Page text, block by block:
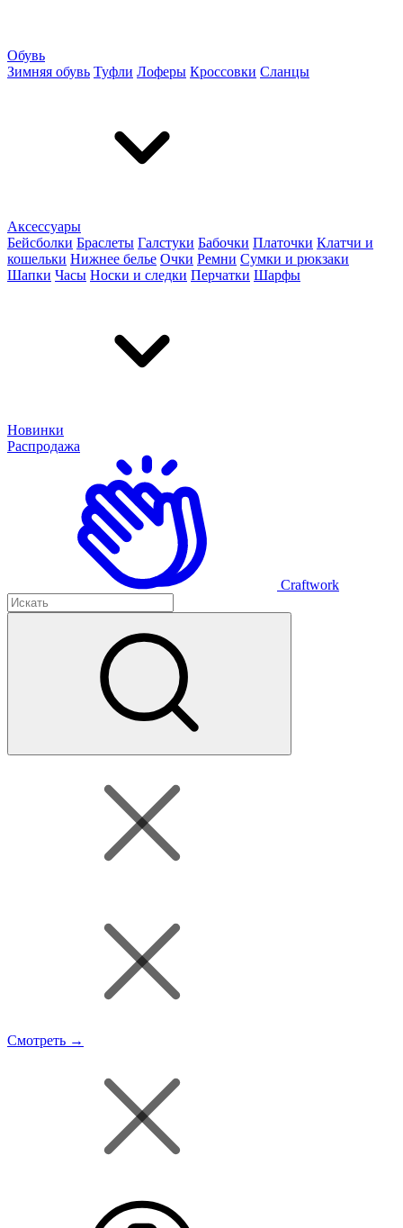
Обувь
Зимняя обувь Туфли Лоферы Кроссовки Сланцы
Аксессуары
Бейсболки Браслеты Галстуки Бабочки Платочки Клатчи и
кошельки Нижнее белье Очки Ремни Сумки и рюкзаки
Шапки Часы Носки и следки Перчатки Шарфы
Новинки
Распродажа
Craftwork
Смотреть →